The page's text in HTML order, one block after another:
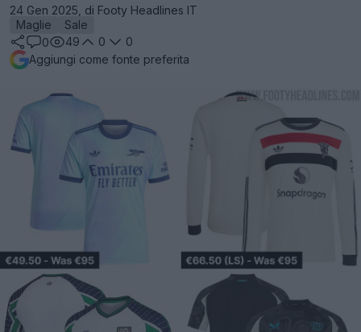
24 Gen 2025, di Footy Headlines IT
Maglie
Sale
0
49 0
0
Aggiungi come fonte preferita